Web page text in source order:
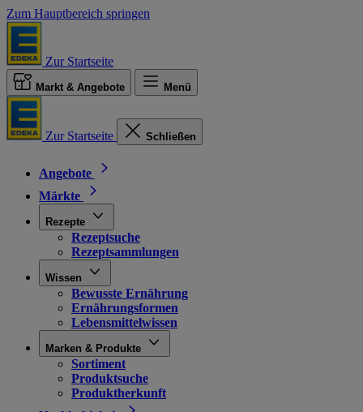
Zum Hauptbereich springen
Zur Startseite
Markt & Angebote Menü
Zur Startseite Schließen
Angebote
Märkte
Rezepte
Rezeptsuche
Rezeptsammlungen
Wissen
Bewusste Ernährung
Ernährungsformen
Lebensmittelwissen
Marken & Produkte
Sortiment
Produktsuche
Produktherkunft